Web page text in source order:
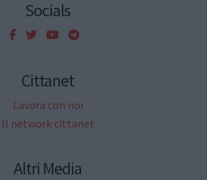
Socials
Cittanet
Lavora con noi
Il network cittanet
Altri Media